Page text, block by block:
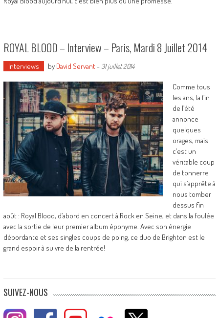
ROYAL BLOOD – Interview – Paris, Mardi 8 Juillet 2014
Interviews by David Servant- 31 juillet 2014
Comme tous
les ans, la fin
de l’été
annonce
quelques
orages, mais
c’est un
véritable coup
de tonnerre
qui s’apprête à
nous tomber
dessus fin
août : Royal Blood, d’abord en concert à Rock en Seine, et dans la foulée
avec la sortie de leur premier album éponyme. Avec son énergie
débordante et ses singles coups de poing, ce duo de Brighton est le
grand espoir à suivre de la rentrée!
SUIVEZ-NOUS